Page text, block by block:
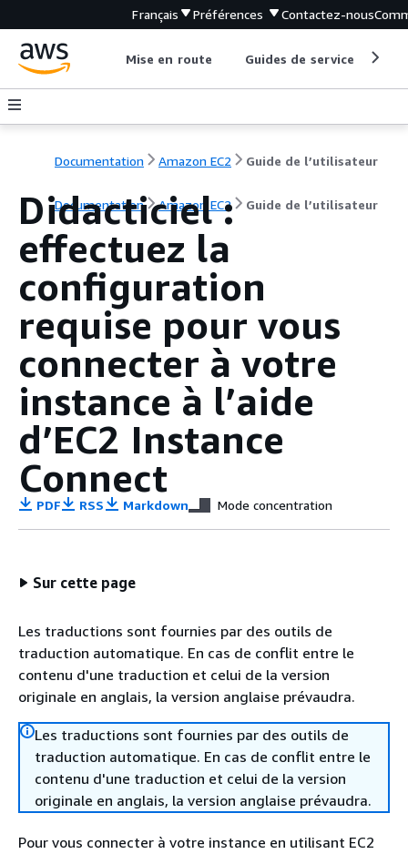
Français Préférences Contactez-nous
Mise en route Guides de service
Documentation Amazon EC2 Guide de l’utilisateur
Documentation Amazon EC2 Guide de l’utilisateur
Didacticiel :
effectuez la
configuration
requise pour vous
connecter à votre
instance à l’aide
d’EC2 Instance
Connect
PDF RSS Markdown Mode concentration
Sur cette page
Les traductions sont fournies par des outils de
traduction automatique. En cas de conflit entre le
contenu d'une traduction et celui de la version
originale en anglais, la version anglaise prévaudra.
Les traductions sont fournies par des outils de
traduction automatique. En cas de conflit entre le
contenu d'une traduction et celui de la version
originale en anglais, la version anglaise prévaudra.
Pour vous connecter à votre instance en utilisant EC2